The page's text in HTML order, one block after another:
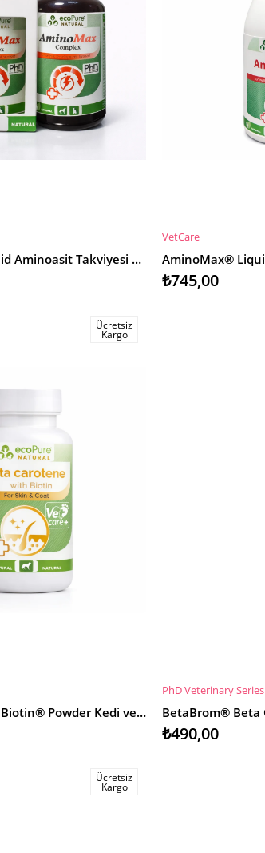
AminoMax® Liquid Aminoasit Takviyesi 40ml
SEPETE EKLE
VetCare
₺745,00
Ücretsiz
Kargo
Beta Carotene & Biotin® Powder Kedi ve Köpek için Deri & Tüy Bakım Desteği 90g
SEPETE EKLE
PhD Veterinary Series
₺490,00
Ücretsiz
Kargo